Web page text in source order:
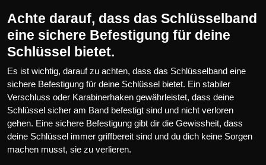
Achte darauf, dass das Schlüsselband
eine sichere Befestigung für deine
Schlüssel bietet.
Es ist wichtig, darauf zu achten, dass das Schlüsselband eine
sichere Befestigung für deine Schlüssel bietet. Ein stabiler
Verschluss oder Karabinerhaken gewährleistet, dass deine
Schlüssel sicher am Band befestigt sind und nicht verloren
gehen. Eine sichere Befestigung gibt dir die Gewissheit, dass
deine Schlüssel immer griffbereit sind und du dich keine Sorgen
machen musst, sie zu verlieren.